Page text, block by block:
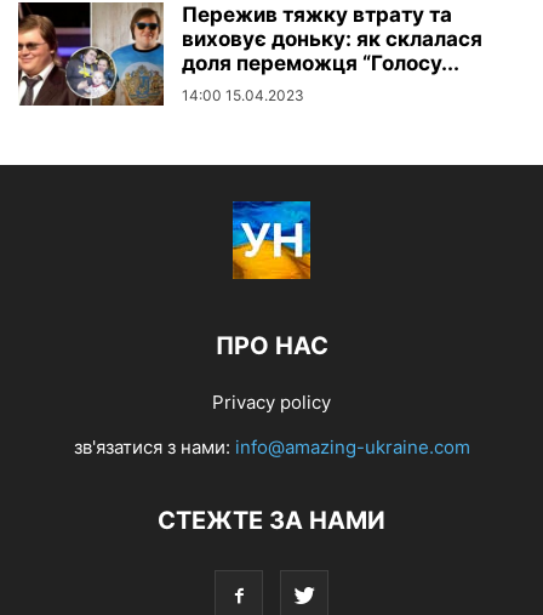
Пережив тяжку втрату та
виховує доньку: як склалася
доля переможця “Голосу...
14:00 15.04.2023
ПРО НАС
Privacy policy
зв'язатися з нами: info@amazing-ukraine.com
СТЕЖТЕ ЗА НАМИ